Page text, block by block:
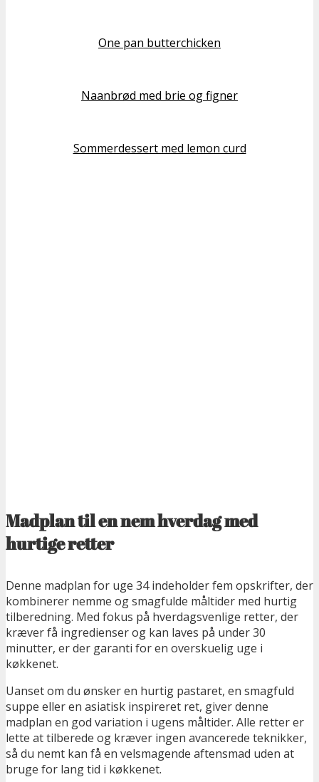
One pan butterchicken
Naanbrød med brie og figner
Sommerdessert med lemon curd
Madplan til en nem hverdag med
hurtige retter
Denne madplan for uge 34 indeholder fem opskrifter, der
kombinerer nemme og smagfulde måltider med hurtig
tilberedning. Med fokus på hverdagsvenlige retter, der
kræver få ingredienser og kan laves på under 30
minutter, er der garanti for en overskuelig uge i
køkkenet.
Uanset om du ønsker en hurtig pastaret, en smagfuld
suppe eller en asiatisk inspireret ret, giver denne
madplan en god variation i ugens måltider. Alle retter er
lette at tilberede og kræver ingen avancerede teknikker,
så du nemt kan få en velsmagende aftensmad uden at
bruge for lang tid i køkkenet.